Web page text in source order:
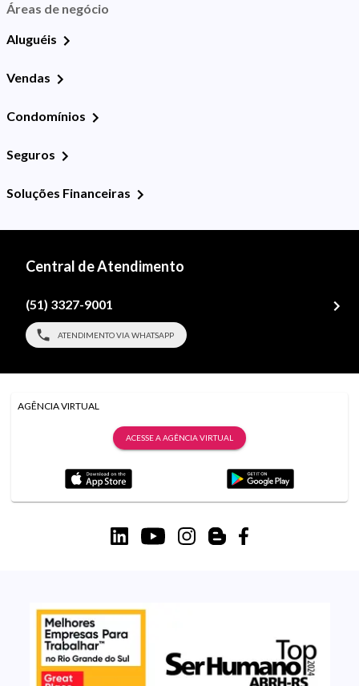
Áreas de negócio
Aluguéis
Vendas
Condomínios
Seguros
Soluções Financeiras
Central de Atendimento
(51) 3327-9001
ATENDIMENTO VIA WHATSAPP
AGÊNCIA VIRTUAL
ACESSE A AGÊNCIA VIRTUAL